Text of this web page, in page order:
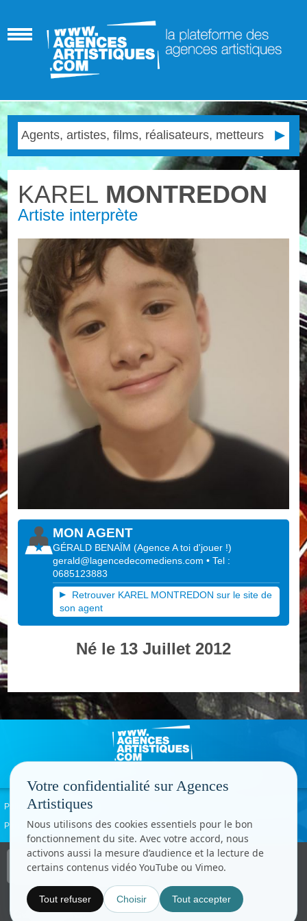
KAREL MONTREDON
Artiste interprète
MON AGENT
GÉRALD BENAÏM (Agence A toi d'jouer !)
gerald@lagencedecomediens.com • Tel :
0685123883
Retrouver KAREL MONTREDON sur le site de
son agent
Né le 13 Juillet 2012
Politique de confidentialité
Paramètres cookies
Copyright © CC.Comunication
Tous droits réservés
Votre confidentialité sur Agences
Artistiques
Nous utilisons des cookies essentiels pour le bon
fonctionnement du site. Avec votre accord, nous
activons aussi la mesure d’audience et la lecture de
certains contenus vidéo YouTube ou Vimeo.
Tout refuser Choisir Tout accepter